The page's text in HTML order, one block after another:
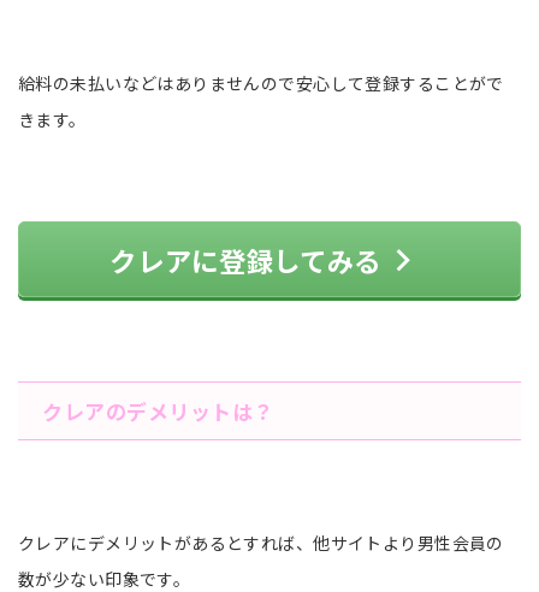
給料の未払いなどはありませんので安心して登録することがで
きます。
クレアに登録してみる
クレアのデメリットは？
クレアにデメリットがあるとすれば、他サイトより男性会員の
数が少ない印象です。